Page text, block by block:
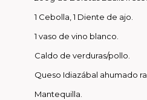
1 Cebolla, 1 Diente de ajo.
1 vaso de vino blanco.
Caldo de verduras/pollo.
Queso Idiazábal ahumado
Mantequilla.